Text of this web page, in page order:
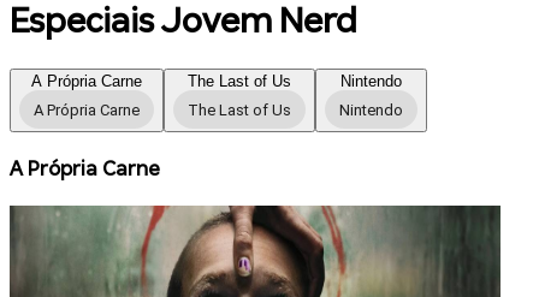
Especiais Jovem Nerd
A Própria Carne
A Própria Carne
The Last of Us
The Last of Us
Nintendo
Nintendo
A Própria Carne